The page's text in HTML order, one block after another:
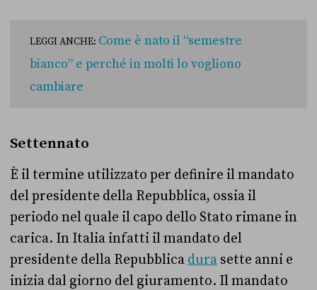
LEGGI ANCHE: Come è nato il “semestre
bianco” e perché in molti lo vogliono
cambiare
Settennato
È il termine utilizzato per definire il mandato
del presidente della Repubblica, ossia il
periodo nel quale il capo dello Stato rimane in
carica. In Italia infatti il mandato del
presidente della Repubblica dura sette anni e
inizia dal giorno del giuramento. Il mandato